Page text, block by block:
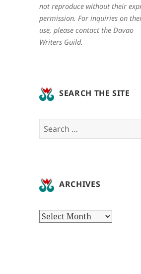
not reproduce without their
permission. For inquiries on
use, please contact the Davao
Writers Guild.
SEARCH THE SITE
Search
for:
ARCHIVES
Archives